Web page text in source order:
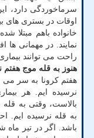
سرماخوردگی دارد،
اوقات در بستری های
خانواده باهم مبتلا
نمایند. در مهمانی
راحت می توانند
هنوز به قله موج هفتم
هفتم کرونا به سر می
نرسیده ایم. هر
بالاست، وقتی به
به قله نرسیده ایم.
باشد. اگر در تیر ماه